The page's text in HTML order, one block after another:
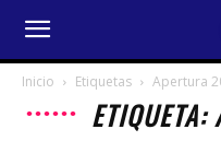
Inicio Etiquetas Apertura